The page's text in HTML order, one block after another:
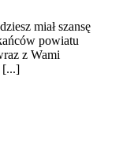
miał szansę
powiatu
z Wami
[...]